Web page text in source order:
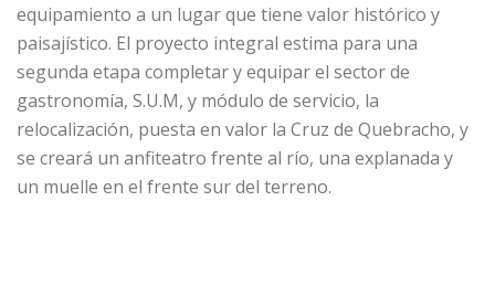
equipamiento a un lugar que tiene valor histórico y
paisajístico. El proyecto integral estima para una
segunda etapa completar y equipar el sector de
gastronomía, S.U.M, y módulo de servicio, la
relocalización, puesta en valor la Cruz de Quebracho, y
se creará un anfiteatro frente al río, una explanada y
un muelle en el frente sur del terreno.